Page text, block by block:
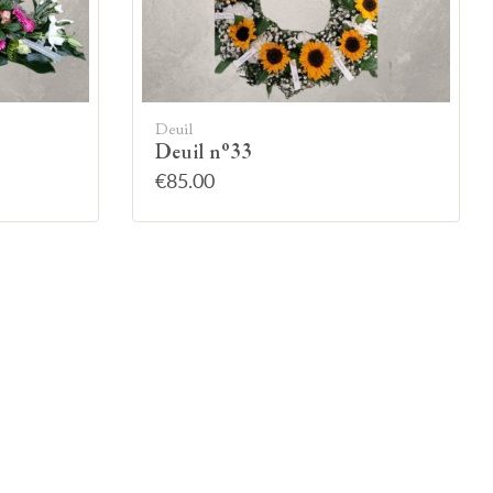
Deuil
Deuil n°33
€85.00